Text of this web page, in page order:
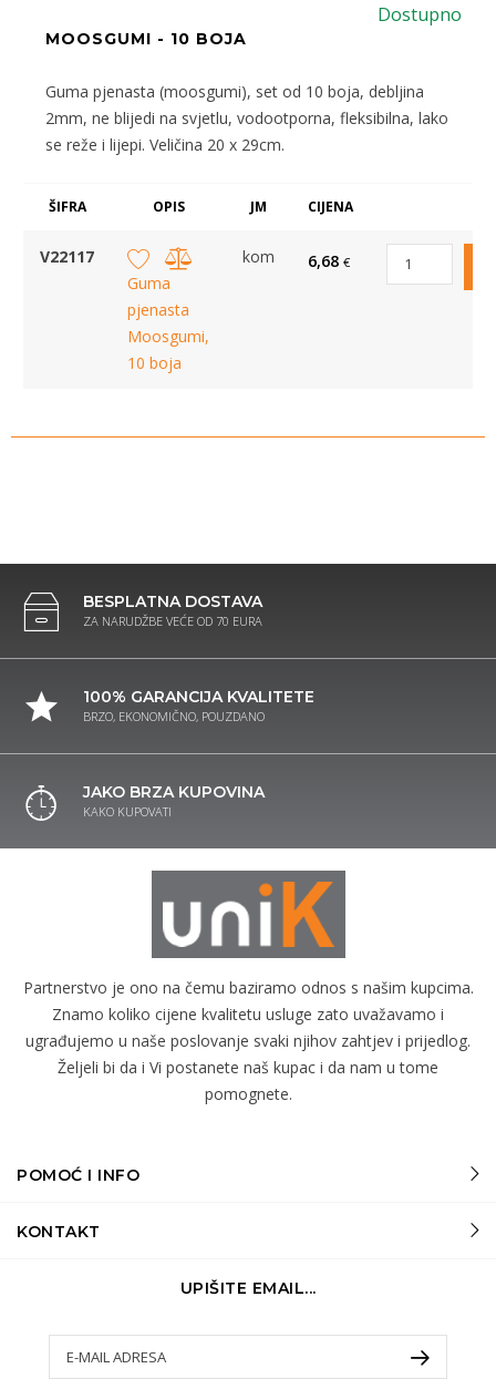
Dostupno
MOOSGUMI - 10 BOJA
Guma pjenasta (moosgumi), set od 10 boja, debljina
2mm, ne blijedi na svjetlu, vodootporna, fleksibilna, lako
se reže i lijepi. Veličina 20 x 29cm.
ŠIFRA OPIS JM CIJENA
V22117
Guma
pjenasta
Moosgumi,
10 boja
kom 6,68 €
BESPLATNA DOSTAVA
ZA NARUDŽBE VEĆE OD 70 EURA
100% GARANCIJA KVALITETE
BRZO, EKONOMIČNO, POUZDANO
JAKO BRZA KUPOVINA
KAKO KUPOVATI
Partnerstvo je ono na čemu baziramo odnos s našim kupcima.
Znamo koliko cijene kvalitetu usluge zato uvažavamo i
ugrađujemo u naše poslovanje svaki njihov zahtjev i prijedlog.
Željeli bi da i Vi postanete naš kupac i da nam u tome
pomognete.
POMOĆ I INFO
KONTAKT
UPIŠITE EMAIL...